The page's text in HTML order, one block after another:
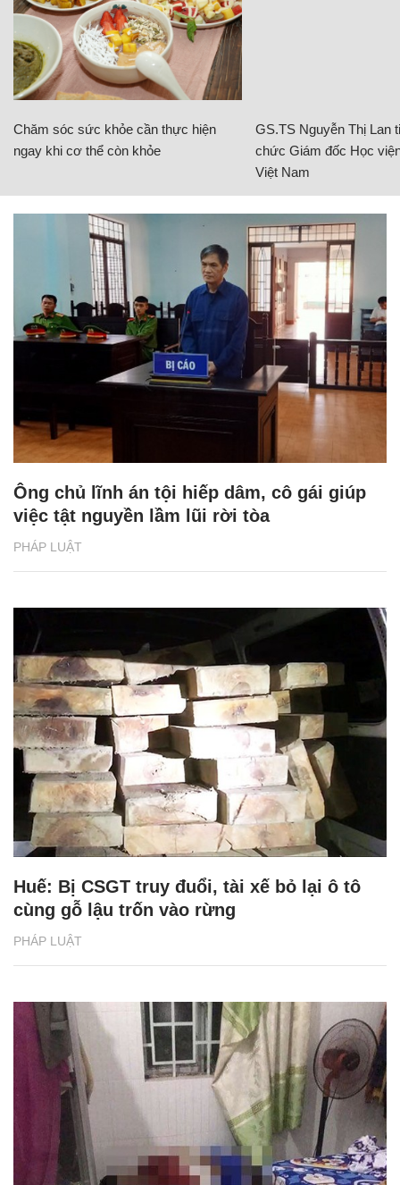
Chăm sóc sức khỏe cần thực hiện
ngay khi cơ thể còn khỏe
GS.TS Nguyễn Thị Lan
chức Giám đốc Học
Việt Nam
PHÁP LUẬT
Ông chủ lĩnh án tội hiếp dâm, cô gái giúp
việc tật nguyền lầm lũi rời tòa
PHÁP LUẬT
Huế: Bị CSGT truy đuổi, tài xế bỏ lại ô tô
cùng gỗ lậu trốn vào rừng